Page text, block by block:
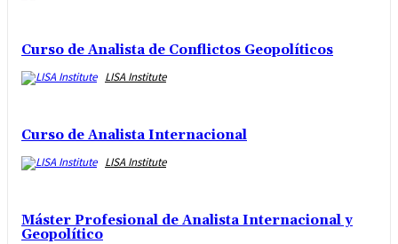
Curso de Analista de Conflictos Geopolíticos
LISA Institute
Curso de Analista Internacional
LISA Institute
Máster Profesional de Analista Internacional y
Geopolítico